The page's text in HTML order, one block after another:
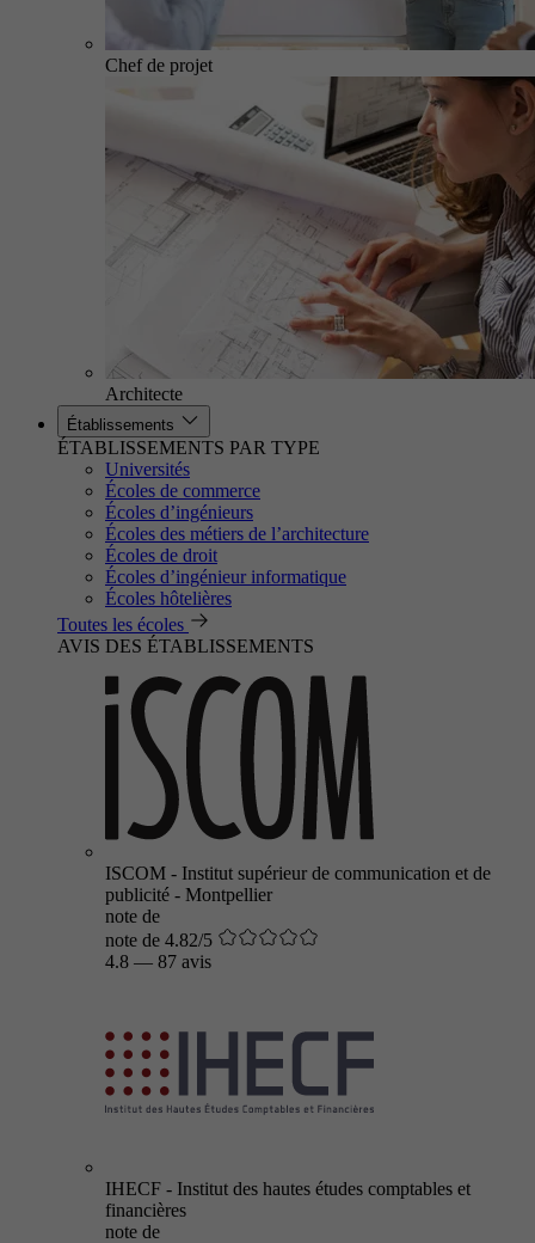
Chef de projet
Architecte
Établissements
ÉTABLISSEMENTS PAR TYPE
Universités
Écoles de commerce
Écoles d’ingénieurs
Écoles des métiers de l’architecture
Écoles de droit
Écoles d’ingénieur informatique
Écoles hôtelières
Toutes les écoles
AVIS DES ÉTABLISSEMENTS
ISCOM - Institut supérieur de communication et de
publicité - Montpellier
note de
note de 4.82/5
4.8 — 87 avis
IHECF - Institut des hautes études comptables et
financières
note de